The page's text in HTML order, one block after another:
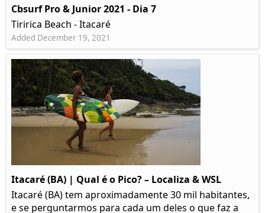
Cbsurf Pro & Junior 2021 - Dia 7
Tiririca Beach - Itacaré
Added December 19, 2021
Itacaré (BA) | Qual é o Pico? – Localiza & WSL​​
Itacaré (BA) tem aproximadamente 30 mil habitantes,
e se perguntarmos para cada um deles o que faz a